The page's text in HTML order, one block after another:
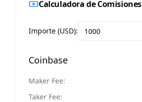
Calculadora de Comisiones
Importe (USD):
Coinbase
Maker Fee:
Taker Fee: